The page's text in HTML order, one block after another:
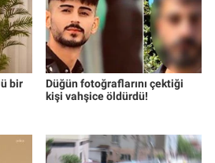
bir
Düğün fotoğraflarını çektiği
kişi vahşice öldürdü!